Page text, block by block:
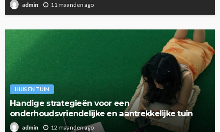
admin 11 maanden ago
HUIS EN TUIN
Handige strategieën voor een
onderhoudsvriendelijke en aantrekkelijke tuin
admin 12 maanden ago